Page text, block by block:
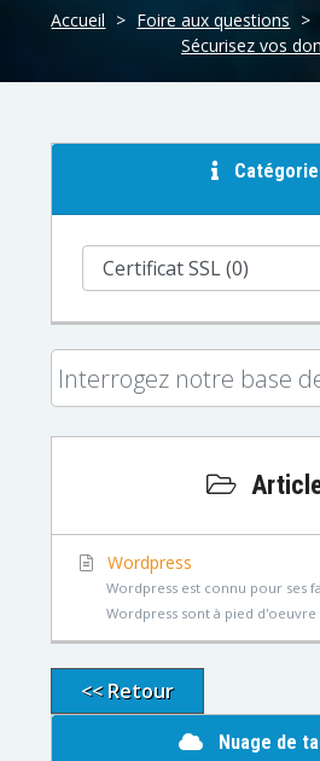
Accueil > Foire aux questions >
Sécurisez vos
Wordpress
Wordpress est connu pour ses
Wordpress sont à pied
<< Retour
Nuage de